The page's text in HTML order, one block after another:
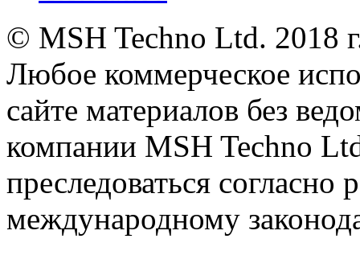
© MSH Techno Ltd. 2018
Любое коммерческое
сайте материалов без
компании MSH Techno
преследоваться согласно
международному